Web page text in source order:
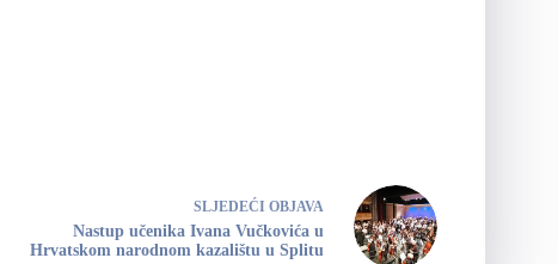
SLJEDEĆI OBJAVA
Nastup učenika Ivana Vučkovića u
Hrvatskom narodnom kazalištu u Splitu